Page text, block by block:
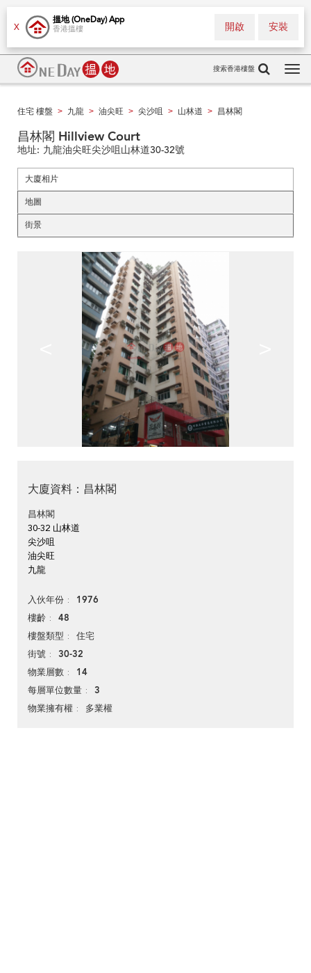
X
搵地 (OneDay) App
香港搵樓 安裝
開啟
搜索香港樓盤
住宅 樓盤 > 九龍 > 油尖旺 > 尖沙咀 > 山林道 > 昌林閣
昌林閣 Hillview Court
地址: 九龍油尖旺尖沙咀山林道30-32號
大廈相片
地圖
街景
大廈資料：昌林閣
昌林閣
30-32 山林道
尖沙咀
油尖旺
九龍
入伙年份 1976
樓齡 48
樓盤類型 住宅
街號 30-32
物業層數 14
每層單位數量 3
物業擁有權 多業權